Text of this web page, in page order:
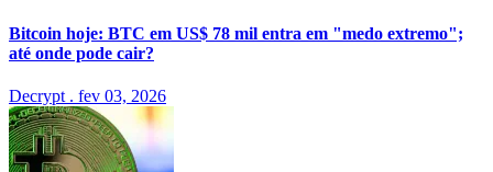
Bitcoin hoje: BTC em US$ 78 mil entra em "medo extremo";
até onde pode cair?
Decrypt . fev 03, 2026